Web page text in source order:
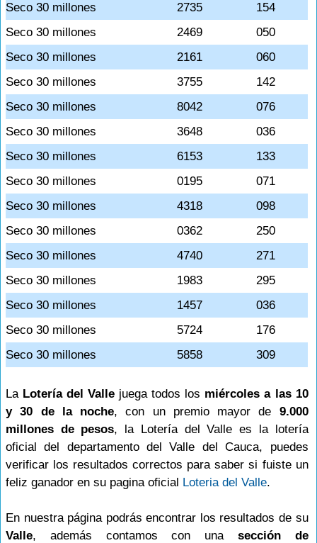
Seco 30 millones
2735
154
Seco 30 millones
2469
050
Seco 30 millones
2161
060
Seco 30 millones
3755
142
Seco 30 millones
8042
076
Seco 30 millones
3648
036
Seco 30 millones
6153
133
Seco 30 millones
0195
071
Seco 30 millones
4318
098
Seco 30 millones
0362
250
Seco 30 millones
4740
271
Seco 30 millones
1983
295
Seco 30 millones
1457
036
Seco 30 millones
5724
176
Seco 30 millones
5858 309
La Lotería del Valle juega todos los miércoles a las 10
y 30 de la noche, con un premio mayor de 9.000
millones de pesos, la Lotería del Valle es la lotería
oficial del departamento del Valle del Cauca, puedes
verificar los resultados correctos para saber si fuiste un
feliz ganador en su pagina oficial Loteria del Valle.
En nuestra página podrás encontrar los resultados de su
Valle, además contamos con una sección de